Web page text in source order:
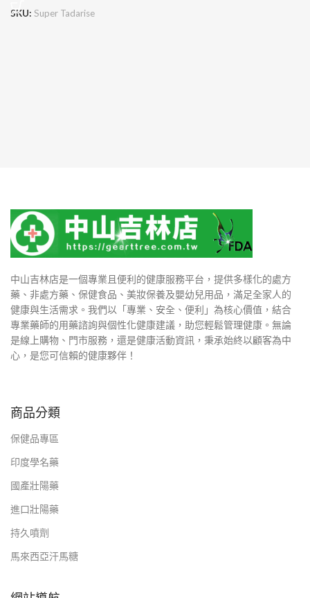
SKU: Super Tadarise
中山吉林店是一個專業且便利的健康服務平台，提供多樣化的處方
藥、非處方藥、保健食品、美妝保養及嬰幼兒用品，滿足全家人的
健康與生活需求。我們以「專業、安全、便利」為核心價值，結合
專業藥師的用藥諮詢與個性化健康建議，助您輕鬆管理健康。無論
是線上購物、門市服務，還是健康活動資訊，秉承始終以顧客為中
心，是您可信賴的健康夥伴！
商品分類
保健品專區
印度學名藥
國產壯陽藥
進口壯陽藥
持久噴劑
馬來西亞汗馬糖